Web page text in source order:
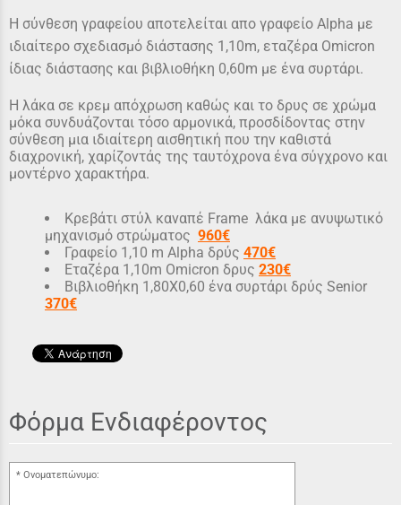
Η σύνθεση γραφείου αποτελείται απο γραφείο Alpha με
ιδιαίτερο σχεδιασμό διάστασης 1,10m, εταζέρα Omicron
ίδιας διάστασης και βιβλιοθήκη 0,60m με ένα συρτάρι.
Η λάκα σε κρεμ απόχρωση καθώς και το δρυς σε χρώμα
μόκα συνδυάζονται τόσο αρμονικά, προσδίδοντας στην
σύνθεση μια ιδιαίτερη αισθητική που την καθιστά
διαχρονική, χαρίζοντάς της ταυτόχρονα ένα σύγχρονο και
μοντέρνο χαρακτήρα.
Κρεβάτι στύλ καναπέ Frame λάκα με ανυψωτικό
μηχανισμό στρώματος 960€
Γραφείο 1,10 m Alpha δρύς 470€
Εταζέρα 1,10m Omicron δρυς 230€
Βιβλιοθήκη 1,80Χ0,60 ένα συρτάρι δρύς Senior
370€
Φόρμα Ενδιαφέροντος
Ονοματεπώνυμο: